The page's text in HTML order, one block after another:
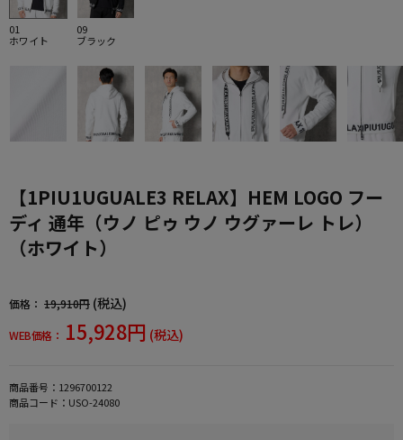
01
ホワイト
09
ブラック
【1PIU1UGUALE3 RELAX】HEM LOGO フー
ディ 通年（ウノ ピゥ ウノ ウグァーレ トレ）
（ホワイト）
価格： 19,910円 (税込)
WEB価格： 15,928円 (税込)
商品番号： 1296700122
商品コード： USO-24080